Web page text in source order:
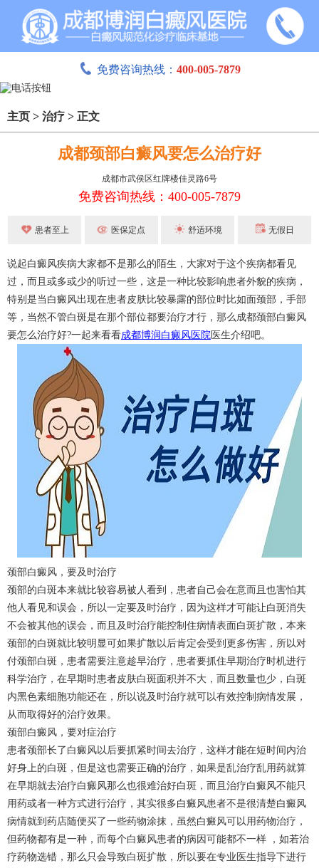
免费咨询热线： 400-005-7879
主页 > 治疗 > 正文
成都颈部白癜风要怎么治疗好
成都市武侯区红牌楼佳灵路6号
免费咨询热线：400-005-7879
患者至上 医保定点 舒适环境 无假日
说起白癜风疾病大家都不是那么的陌生，大家对于这个疾病都看见
过，而且或多或少的听过一些，这是一种比较影响患者外貌的疾病，
特别是当白癜风出现在患者皮肤比较暴露的部位时比如面颈部，手部
等，当然不管白斑是在那个部位都要治疗才行，那么成都颈部白癜风
要怎么治疗好?一起来看看成都博润白癜风医院 医生介绍吧。
颈部白癜风，要及时治疗
颈部的白斑本来就比较容易被人看到，患者自己会在意而且也害怕其
他人看见和误会，所以一定要及时治疗，因为这样才可能让白斑消失
不会被其他的误会，而且及时治疗能控制住病情表面白斑扩散，本来
颈部的白斑就比较明显可如果扩散以后肯定会受到更多伤害，所以对
付颈部白斑，患者需要注意趁早治疗，患者要抓住早期治疗时机进行
科学治疗，在早期时患者皮肤白斑面积并不大，而且数量也少，白斑
内黑色素细胞功能还在，所以说及时治疗就可以有效控制病情发展，
从而取得好的治疗效果。
颈部白癜风，要对症治疗
患者颈部长了白癜风以后要抓紧时间去治疗，这样才能在短时间内治
好身上的白斑，但是这也需要正确的治疗，如果是乱治疗乱用药就算
在早期就去治疗白癜风那么也很难治好白斑，而且治疗白癜风不能只
用药或者一种方式进行治疗，其实很多白癜风患者不是很清楚白癜风
病情就到药店随便买了一些药物涂抹，虽然白癜风可以用药物治疗，
但药物都有是一种，而每个白癜风患者的病因可能都不一样 ，如若治
疗药物选错，那么只会导致白斑扩散，所以要在专业医生指导下进行